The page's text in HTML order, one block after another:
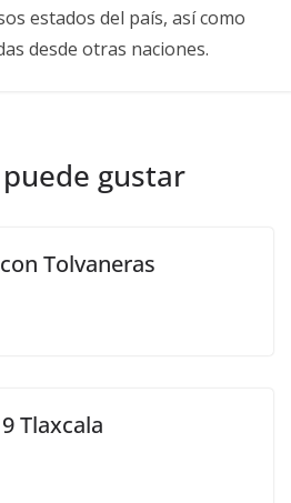
estados del país, así como
desde otras naciones.
gustar
Tolvaneras
Tlaxcala